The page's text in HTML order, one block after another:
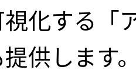
化する「
供します